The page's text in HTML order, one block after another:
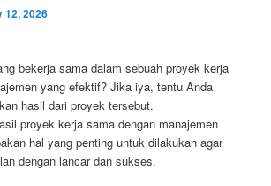
12, 2026
bekerja sama dalam sebuah proyek kerja
yang efektif? Jika iya, tentu Anda
hasil dari proyek tersebut.
proyek kerja sama dengan manajemen
hal yang penting untuk dilakukan agar
dengan lancar dan sukses.